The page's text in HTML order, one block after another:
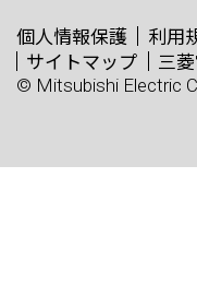
個人情報保護 利用
サイトマップ
三
© Mitsubishi Electric